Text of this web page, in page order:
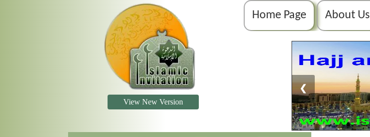
Home Page About Us
❮
View New Version